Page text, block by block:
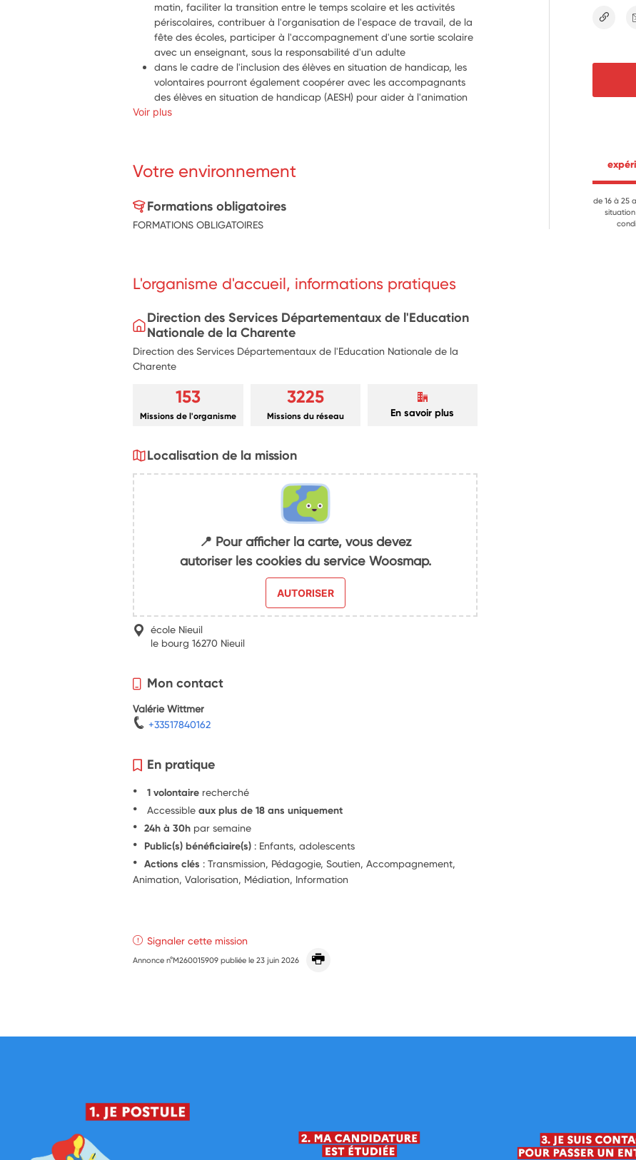
matin, faciliter la transition entre le temps scolaire et les activités
périscolaires, contribuer à l'organisation de l'espace de travail, de la
fête des écoles, participer à l'accompagnement d'une sortie scolaire
avec un enseignant, sous la responsabilité d'un adulte
dans le cadre de l'inclusion des élèves en situation de handicap, les
volontaires pourront également coopérer avec les accompagnants
des élèves en situation de handicap (AESH) pour aider à l'animation
du temps d'activités de cour de récréation en proposant des
animer des activités originales pour favoriser la participation active
Voir plus
Votre environnement
Formations obligatoires
FORMATIONS OBLIGATOIRES
L'organisme d'accueil, informations pratiques
Direction des Services Départementaux de l'Education
Nationale de la Charente
Direction des Services Départementaux de l'Education Nationale de la
Charente
153
Missions de l'organisme
3225
Missions du réseau En savoir plus
Localisation de la mission
📍 Pour afficher la carte, vous devez
autoriser les cookies du service Woosmap.
AUTORISER
école Nieuil
le bourg 16270 Nieuil
Mon contact
Valérie Wittmer
+33517840162
En pratique
1 volontaire recherché
Accessibleaux plus de 18 ans uniquement
24h à 30h par semaine
Public(s) bénéficiaire(s) : Enfants, adolescents
Actions clés : Transmission, Pédagogie, Soutien, Accompagnement,
Animation, Valorisation, Médiation, Information
Signaler cette mission
Annonce n°M260015909 publiée le23 juin 2026
de 16 à 25